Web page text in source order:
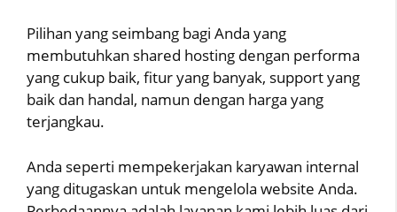
Pilihan yang seimbang bagi Anda yang
membutuhkan shared hosting dengan performa
yang cukup baik, fitur yang banyak, support yang
baik dan handal, namun dengan harga yang
terjangkau.
Anda seperti mempekerjakan karyawan internal
yang ditugaskan untuk mengelola website Anda.